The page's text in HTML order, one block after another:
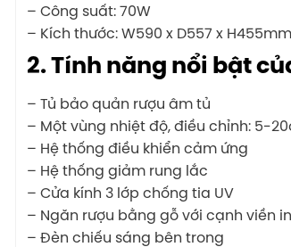
– Công suất: 70W
– Kích thước: W590 x D557 x H455mm
2. Tính năng nổi bật
– Tủ bảo quản rượu âm tủ
– Một vùng nhiệt độ, điều chỉnh: 5-
– Hệ thống điều khiển cảm ứng
– Hệ thống giảm rung lắc
– Cửa kính 3 lớp chống tia UV
– Ngăn rượu bằng gỗ với cạnh viền
– Đèn chiếu sáng bên trong